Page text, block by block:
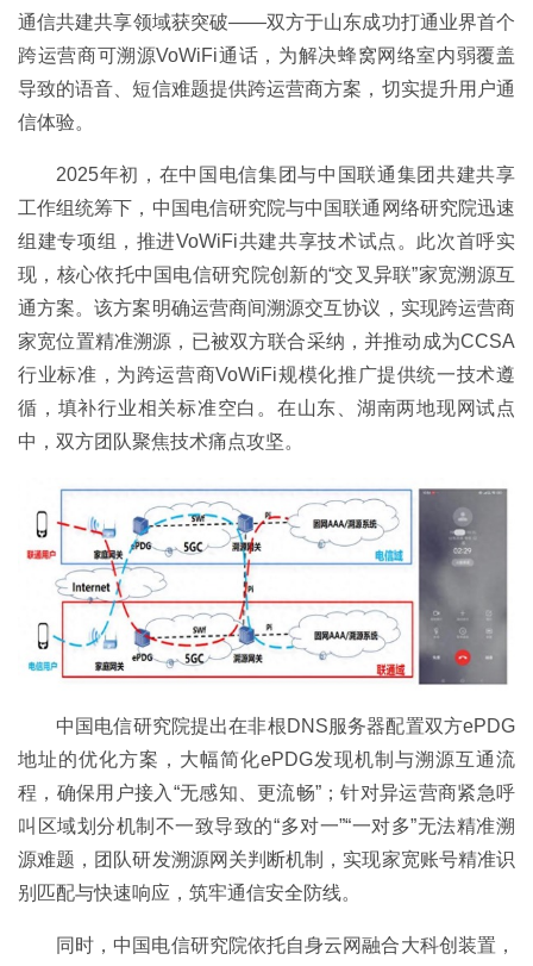
通信共建共享领域获突破——双方于山东成功打通业界首个
跨运营商可溯源VoWiFi通话，为解决蜂窝网络室内弱覆盖
导致的语音、短信难题提供跨运营商方案，切实提升用户通
信体验。
2025年初，在中国电信集团与中国联通集团共建共享
工作组统筹下，中国电信研究院与中国联通网络研究院迅速
组建专项组，推进VoWiFi共建共享技术试点。此次首呼实
现，核心依托中国电信研究院创新的“交叉异联”家宽溯源互
通方案。该方案明确运营商间溯源交互协议，实现跨运营商
家宽位置精准溯源，已被双方联合采纳，并推动成为CCSA
行业标准，为跨运营商VoWiFi规模化推广提供统一技术遵
循，填补行业相关标准空白。在山东、湖南两地现网试点
中，双方团队聚焦技术痛点攻坚。
中国电信研究院提出在非根DNS服务器配置双方ePDG
地址的优化方案，大幅简化ePDG发现机制与溯源互通流
程，确保用户接入“无感知、更流畅”；针对异运营商紧急呼
叫区域划分机制不一致导致的“多对一”“一对多”无法精准溯
源难题，团队研发溯源网关判断机制，实现家宽账号精准识
别匹配与快速响应，筑牢通信安全防线。
同时，中国电信研究院依托自身云网融合大科创装置，